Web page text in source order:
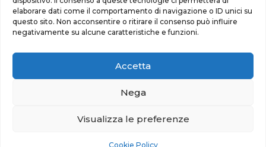
elaborare dati come il comportamento di navigazione o ID unici su
questo sito. Non acconsentire o ritirare il consenso può influire
negativamente su alcune caratteristiche e funzioni.
Accetta
Nega
Visualizza le preferenze
Cookie Policy